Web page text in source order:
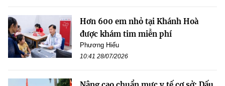
Hơn 600 em nhỏ tại Khánh Hoà
được khám tim miễn phí
Phương Hiếu
10:41 28/07/2026